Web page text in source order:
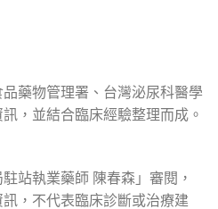
藥物管理署、台灣泌尿科醫學
，並結合臨床經驗整理而成。
站執業藥師 陳春森」審閱，
，不代表臨床診斷或治療建